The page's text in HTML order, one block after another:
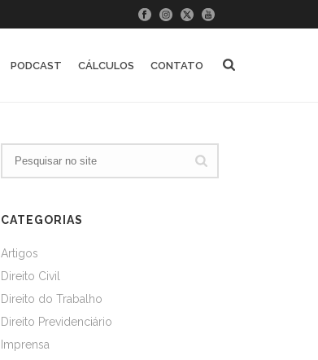
PODCAST CÁLCULOS CONTATO
CATEGORIAS
Artigos
Direito Civil
Direito do Trabalho
Direito Previdenciário
Imprensa